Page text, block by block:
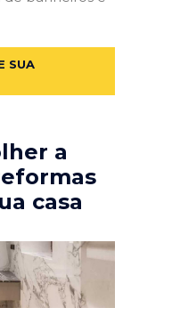
SUA
a
casa